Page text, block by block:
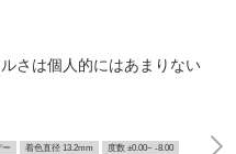
さは個人的にはあまりない
ー 着色直径 13.2mm 度数 ±0.00~ -8.00